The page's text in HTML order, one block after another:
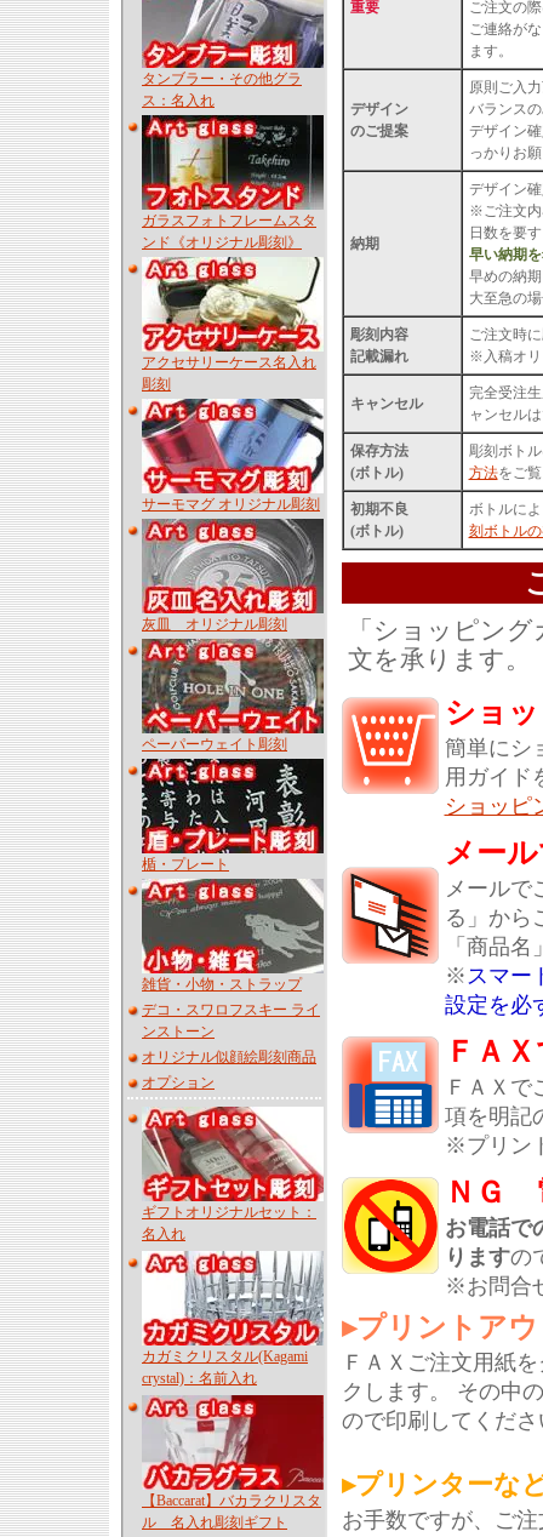
タンブラー・その他グラ
ス：名入れ
ガラスフォトフレームスタ
ンド《オリジナル彫刻》
アクセサリーケース名入れ
彫刻
サーモマグ オリジナル彫刻
灰皿 オリジナル彫刻
ペーパーウェイト彫刻
楯・プレート
雑貨・小物・ストラップ
デコ・スワロフスキー ライ
ンストーン
オリジナル似顔絵彫刻商品
オプション
ギフトオリジナルセット：
名入れ
カガミクリスタル(Kagami
crystal)：名前入れ
【Baccarat】バカラクリスタ
ル 名入れ彫刻ギフト
重要
ご注文の
ご連絡が
ます。
デザイン
のご提案
原則ご入
バランス
デザイン
っかりお
納期
デザイン
※ご注文内
日数を要
早い納期
早めの納
大至急の
彫刻内容
記載漏れ
ご注文時
※入稿オリ
キャンセル
完全受注
ャンセル
保存方法
(ボトル)
彫刻ボト
方法をご
初期不良
(ボトル)
ボトルに
刻ボトル
「ショッピン
文を承ります。
ショ
簡単にシ
用ガイド
ショッピ
メー
メールで
る」から
「商品
※スマー
設定を必
ＦＡ
ＦＡＸで
項を明記
※プリン
ＮＧ
お電話で
りますの
※お問合
▸プリントア
ＦＡＸご注文用紙
クします。 その中
ので印刷してくださ
▸プリンターな
お手数ですが、ご